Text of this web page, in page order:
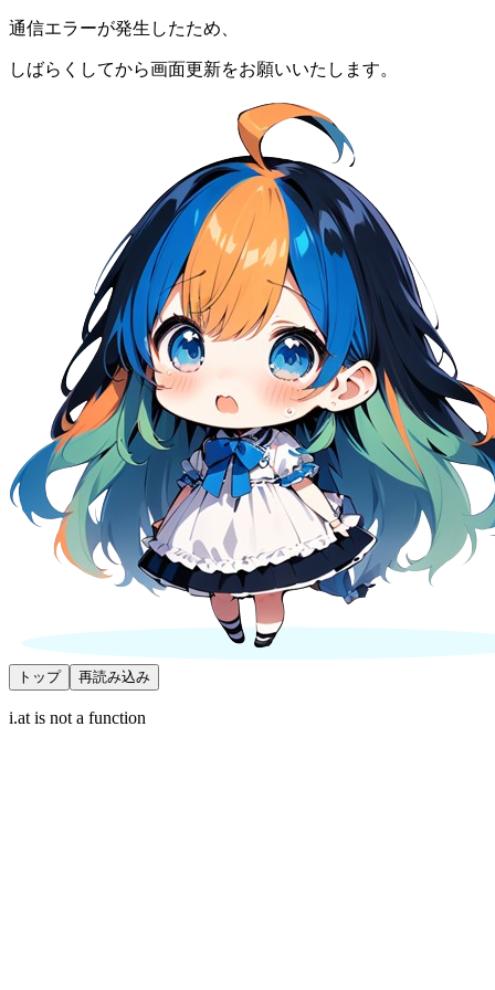
通信エラーが発生したため、
しばらくしてから画面更新をお願いいたします。
トップ 再読み込み
i.at is not a function